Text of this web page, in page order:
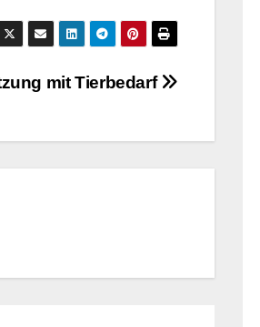
mit Tierbedarf